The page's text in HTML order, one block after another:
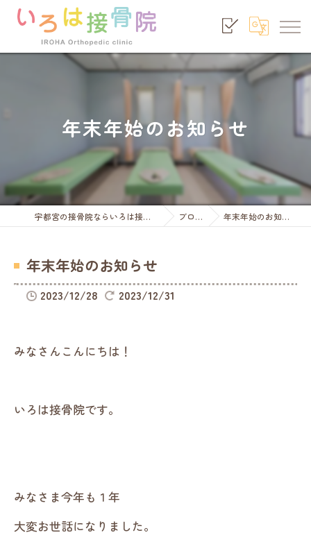
年末年始のお知らせ
宇都宮の接骨院ならいろは接骨院 ブログ 年末年始のお知らせ
年末年始のお知らせ
2023/12/28 2023/12/31
みなさんこんにちは！
いろは接骨院です。
みなさま今年も１年
大変お世話になりました。